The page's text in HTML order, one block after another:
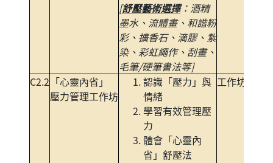
[舒壓藝術選擇：酒精
墨水、流體畫、和諧粉
彩、擴香石、滴膠、紥
染、彩虹繩作、刮畫、
毛筆/硬筆書法等]
C2.2 「心靈內省」
壓力管理工作坊
認識「壓力」與
情緒
學習有效管理壓
力
體會「心靈內
省」舒壓法
工作坊